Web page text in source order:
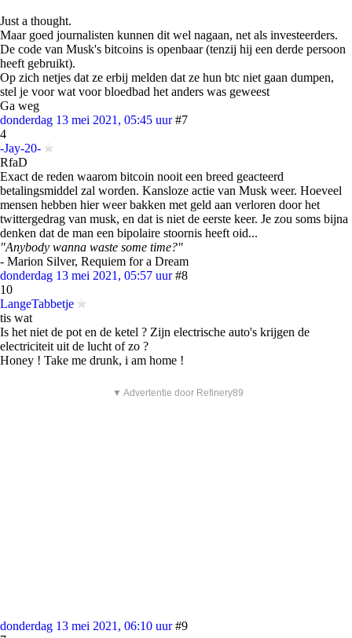
Just a thought.
Maar goed journalisten kunnen dit wel nagaan, net als investeerders.
De code van Musk's bitcoins is openbaar (tenzij hij een derde persoon
heeft gebruikt).
Op zich netjes dat ze erbij melden dat ze hun btc niet gaan dumpen,
stel je voor wat voor bloedbad het anders was geweest
Ga weg
donderdag 13 mei 2021, 05:45 uur #7
4
-Jay-20-
RfaD
Exact de reden waarom bitcoin nooit een breed geacteerd
betalingsmiddel zal worden. Kansloze actie van Musk weer. Hoeveel
mensen hebben hier weer bakken met geld aan verloren door het
twittergedrag van musk, en dat is niet de eerste keer. Je zou soms bijna
denken dat de man een bipolaire stoornis heeft oid...
"Anybody wanna waste some time?"
- Marion Silver, Requiem for a Dream
donderdag 13 mei 2021, 05:57 uur #8
10
LangeTabbetje
tis wat
Is het niet de pot en de ketel ? Zijn electrische auto's krijgen de
electriciteit uit de lucht of zo ?
Honey ! Take me drunk, i am home !
▼ Advertentie door Refinery89
donderdag 13 mei 2021, 06:10 uur #9